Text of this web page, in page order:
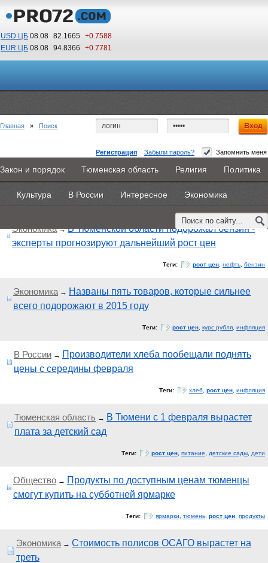
USD ЦБ 08.08 82.1665 +0.7588
EUR ЦБ 08.08 94.8366 +0.7781
08 17
По Гринвичу (GMT +5)
Регистрация Забыли пароль? Запомнить меня
Главная Новости Объявления КНИГИ ВестиNet
Каталоги 9PS Прочее
Закон и порядок Тюменская область Религия Политика
Культура В России Интересное Экономика
Главная » Поиск
Поиск по тегу: «рост цен», искать по другому тегу
Найдено 6 материалов
Экономика→В Тюменской области подорожал бензин -
эксперты прогнозируют дальнейший рост цен
Теги: рост цен нефть бензин
Экономика→ Названы пять товаров, которые сильнее
всего подорожают в 2015 году
Теги: рост цен курс рубля инфляция
В России → Производители хлеба пообещали поднять
цены с середины февраля
Теги: хлеб рост цен инфляция
Тюменская область → В Тюмени с 1 февраля вырастет
плата за детский сад
Теги: рост цен питание детские сады дети
Общество → Продукты по доступным ценам тюменцы
смогут купить на субботней ярмарке
Теги: ярмарки тюмень рост цен продукты
Экономика→ Стоимость полисов ОСАГО вырастет на
треть